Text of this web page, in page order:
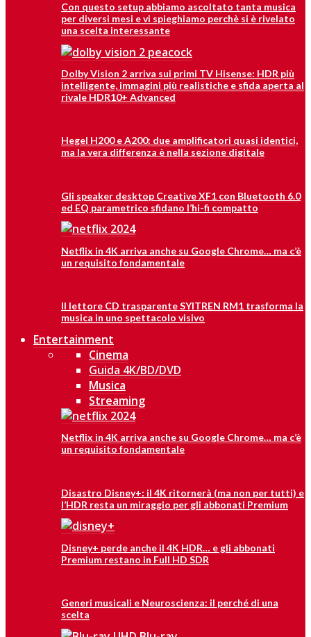
Con questo setup abbiamo ascoltato tanta musica
per diversi mesi e vi spieghiamo perchè si è rivelato
una scelta interessante
Dolby Vision 2 arriva sui primi TV Hisense: HDR più
intelligente, immagini più realistiche e sfida aperta al
rivale HDR10+ Advanced
Hegel H200 e A200: due amplificatori quasi identici,
ma la vera differenza è nella sezione digitale
Gli speaker desktop Creative XF1 con Bluetooth 6.0
ed EQ parametrico sfidano l’hi-fi compatto
Netflix in 4K arriva anche su Google Chrome… ma c’è
un requisito fondamentale
Il lettore CD trasparente SYITREN RM1 trasforma la
musica in uno spettacolo visivo
Entertainment
Cinema
Guida 4K/BD/DVD
Musica
Streaming
Netflix in 4K arriva anche su Google Chrome… ma c’è
un requisito fondamentale
Disastro Disney+: il 4K ritornerà (ma non per tutti) e
l’HDR resta un miraggio per gli abbonati Premium
Disney+ perde anche il 4K HDR… e gli abbonati
Premium restano in Full HD SDR
Generi musicali e Neuroscienza: il perché di una
scelta